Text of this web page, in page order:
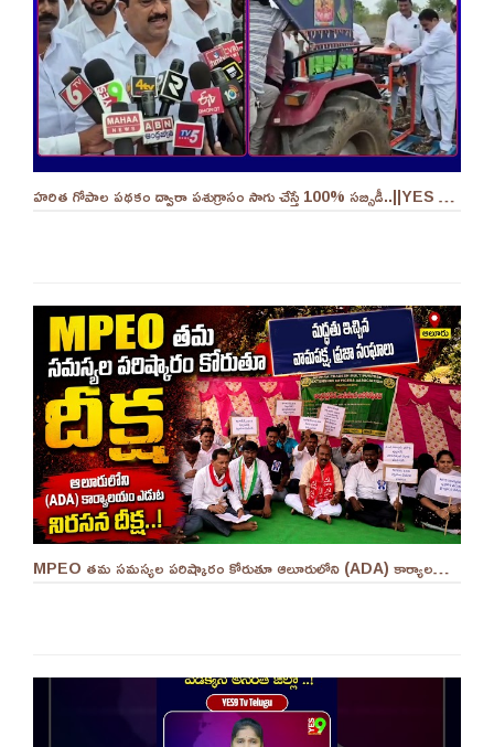
హరిత గోపాల పథకం ద్వారా పశుగ్రాసం సాగు చేస్తే 100% సబ్సిడీ..||YES 9TV
MPEO తమ సమస్యల పరిష్కారం కోరుతూ ఆలూరులోని (ADA) కార్యాలయం ఎదుట దీక్ష ||YES 9TV #kurnool